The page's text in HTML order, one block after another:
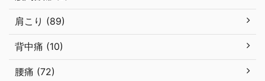
肩こり (89)
背中痛 (10)
腰痛 (72)